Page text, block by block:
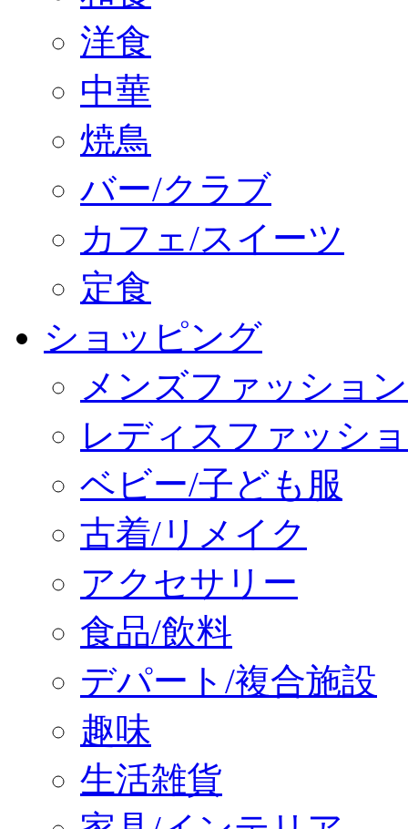
洋食
中華
焼鳥
バー/クラブ
カフェ/スイーツ
定食
ショッピング
メンズファッション
レディスファッシ
ベビー/子ども服
古着/リメイク
アクセサリー
食品/飲料
デパート/複合施設
趣味
生活雑貨